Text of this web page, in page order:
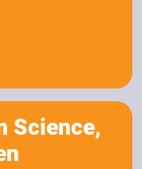
Science,